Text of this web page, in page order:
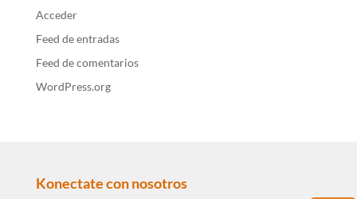
Acceder
Feed de entradas
Feed de comentarios
WordPress.org
Konectate con nosotros